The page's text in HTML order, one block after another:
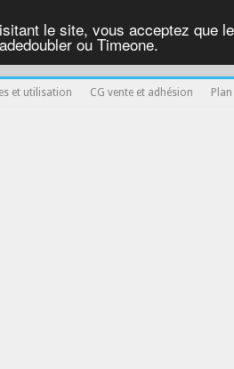
le site, vous acceptez que
ou Timeone.
et utilisation CG vente et adhésion